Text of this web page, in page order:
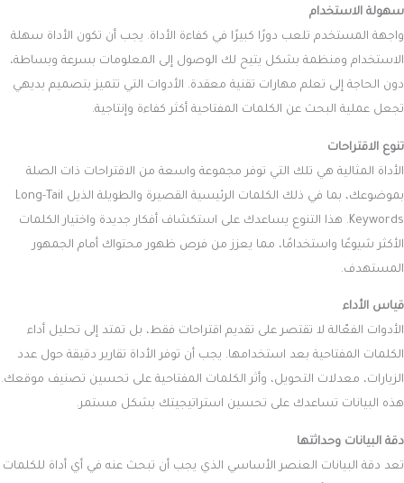
سهولة الاستخدام
واجهة المستخدم تلعب دورًا كبيرًا في كفاءة الأداة. يجب أن تكون الأداة سهلة
الاستخدام ومنظمة بشكل يتيح لك الوصول إلى المعلومات بسرعة وبساطة،
دون الحاجة إلى تعلم مهارات تقنية معقدة. الأدوات التي تتميز بتصميم بديهي
تجعل عملية البحث عن الكلمات المفتاحية أكثر كفاءة وإنتاجية.
تنوع الاقتراحات
الأداة المثالية هي تلك التي توفر مجموعة واسعة من الاقتراحات ذات الصلة
بموضوعك، بما في ذلك الكلمات الرئيسية القصيرة والطويلة الذيل Long-Tail
Keywords. هذا التنوع يساعدك على استكشاف أفكار جديدة واختيار الكلمات
الأكثر شيوعًا واستخدامًا، مما يعزز من فرص ظهور محتواك أمام الجمهور
المستهدف.
قياس الأداء
الأدوات الفعّالة لا تقتصر على تقديم اقتراحات فقط، بل تمتد إلى تحليل أداء
الكلمات المفتاحية بعد استخدامها. يجب أن توفر الأداة تقارير دقيقة حول عدد
الزيارات، معدلات التحويل، وأثر الكلمات المفتاحية على تحسين تصنيف موقعك.
هذه البيانات تساعدك على تحسين استراتيجيتك بشكل مستمر.
دقة البيانات وحداثتها
تعد دقة البيانات العنصر الأساسي الذي يجب أن تبحث عنه في أي أداة للكلمات